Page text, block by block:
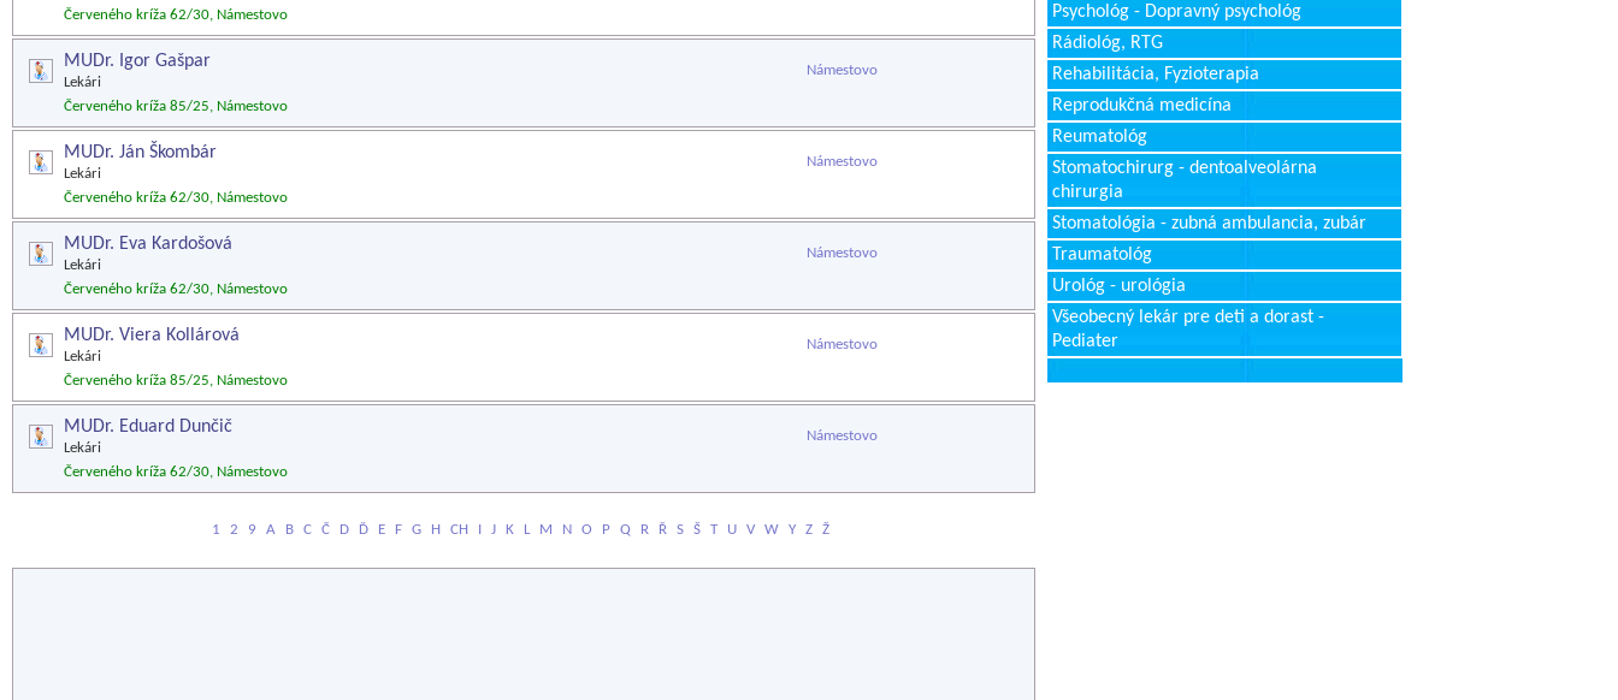
Červeného kríža 62/30, Námestovo
MUDr. Igor Gašpar
Lekári
Námestovo
Červeného kríža 85/25, Námestovo
MUDr. Ján Škombár
Lekári
Námestovo
Červeného kríža 62/30, Námestovo
MUDr. Eva Kardošová
Lekári
Námestovo
Červeného kríža 62/30, Námestovo
MUDr. Viera Kollárová
Lekári
Námestovo
Červeného kríža 85/25, Námestovo
MUDr. Eduard Dunčič
Lekári
Námestovo
Červeného kríža 62/30, Námestovo
1 2 9 A B C Č D Ď E F G H CH I J K L M N O P Q R Ř S Š T U V W Y Z Ž
Psychológ - Dopravný psychológ
Rádiológ, RTG
Rehabilitácia, Fyzioterapia
Reprodukčná medicína
Reumatológ
Stomatochirurg - dentoalveolárna
chirurgia
Stomatológia - zubná ambulancia, zubár
Traumatológ
Urológ - urológia
Všeobecný lekár pre deti a dorast -
Pediater